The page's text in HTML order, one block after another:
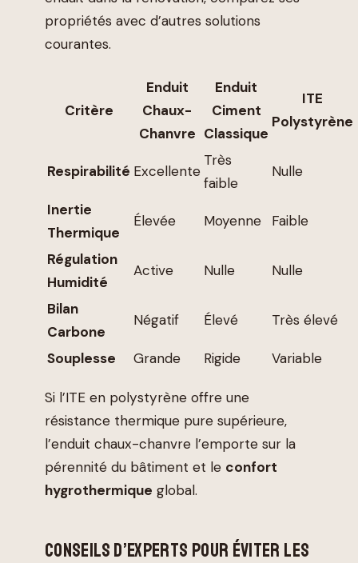
propriétés avec d’autres solutions
courantes.
Critère
Enduit
Chaux-
Chanvre
Enduit
Ciment
Classique
ITE
Polystyrène
Respirabilité Excellente
Très
faible
Nulle
Inertie
Thermique
Élevée Moyenne Faible
Régulation
Humidité
Active Nulle Nulle
Bilan
Carbone
Négatif Élevé Très élevé
Souplesse Grande Rigide Variable
Si l’ITE en polystyrène offre une
résistance thermique pure supérieure,
l’enduit chaux-chanvre l’emporte sur la
pérennité du bâtiment et le confort
hygrothermique global.
CONSEILS D’EXPERTS POUR ÉVITER LES